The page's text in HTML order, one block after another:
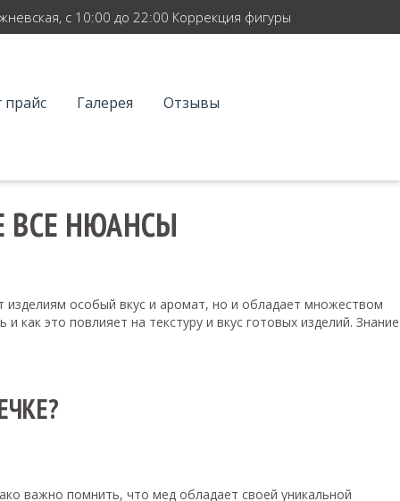
с 10:00 до 22:00 Коррекция фигуры
прайс Галерея Отзывы
ВСЕ НЮАНСЫ
особый вкус и аромат, но и обладает множеством
как это повлияет на текстуру и вкус готовых изделий. Знание
важно помнить, что мед обладает своей уникальной